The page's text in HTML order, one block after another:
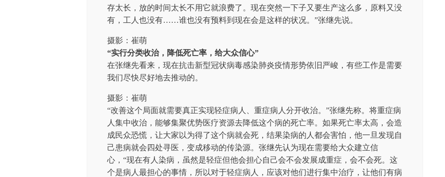
存太长，放的时间太长不用它就浪费了。现在突然一下子又要生产这么多，原料又没
有，工人也没有……谁也没有预料到现在会是这样的状况。”张继先说。
摄影：崔萌
“实行分类收治，降低死亡率，给大众信心”
在张继先看来，现在抗击新型冠状病毒感染肺炎疫情形势依旧严峻，有些工作是需要
我们尽快尽好地去推动的。
摄影：崔萌
“改善这个局面就需要真正实现轻症病人、重症病人分开收治。”张继先称。将重症病
人集中收治，能够集聚优势医疗资源去降低这个病的死亡率。如果死亡率太高，会造
成民众恐慌，让大家以为得了这个病就会死，结果染病的人都会害怕，他一旦发现自
己患病就会四处寻医，变成移动的传染源。张继先认为现在需要给大众建立信
心，“现在有人染病，虽然是轻症但他会担心自己会不会发展成重症，会不会死。这
个是病人最担心的事情，所以对于轻症病人，应该对他们进行集中治疗，让他们有病